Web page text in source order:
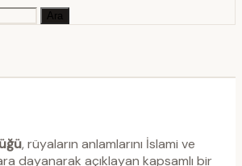
Ara
, rüyaların anlamlarını İslami ve
dayanarak açıklayan kapsamlı bir